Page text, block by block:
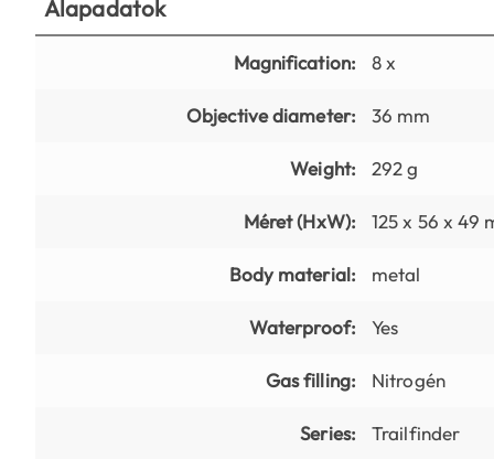
Alapadatok
Magnification: 8 x
Objective diameter: 36 mm
Weight: 292 g
Méret (HxW): 125 x 56 x 49
Body material: metal
Waterproof: Yes
Gas filling: Nitrogén
Series: Trailfinder